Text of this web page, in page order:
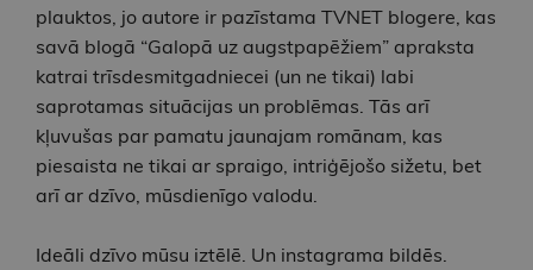
plauktos, jo autore ir pazīstama TVNET blogere, kas
savā blogā “Galopā uz augstpapēžiem” apraksta
katrai trīsdesmitgadniecei (un ne tikai) labi
saprotamas situācijas un problēmas. Tās arī
kļuvušas par pamatu jaunajam romānam, kas
piesaista ne tikai ar spraigo, intriģējošo sižetu, bet
arī ar dzīvo, mūsdienīgo valodu.
Ideāli dzīvo mūsu iztēlē. Un instagrama bildēs.